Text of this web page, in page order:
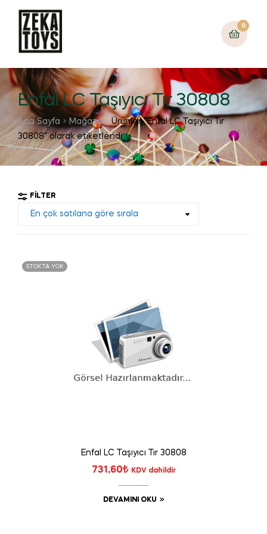
0
Enfal LC Taşıyıcı Tır 30808
Ana Sayfa Mağaza
Ürünler “Enfal LC Taşıyıcı Tır
30808” olarak etiketlendi
FILTER
STOKTA YOK
Enfal LC Taşıyıcı Tır 30808
731,60₺ KDV dahildir
DEVAMINI OKU